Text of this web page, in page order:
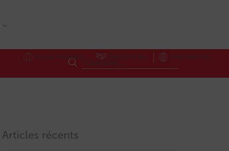
Accès Hôteliers Partnerships International
Articles récents